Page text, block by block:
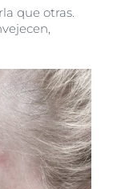
que otras.